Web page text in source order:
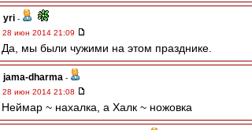
yri -
28 июн 2014 21:09
Да, мы были чужими на этом празднике.
jama-dharma -
28 июн 2014 21:08
Неймар ~ нахалка, а Халк ~ ножовка